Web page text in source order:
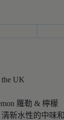
the UK
羅勒 & 檸檬
新水性的中味